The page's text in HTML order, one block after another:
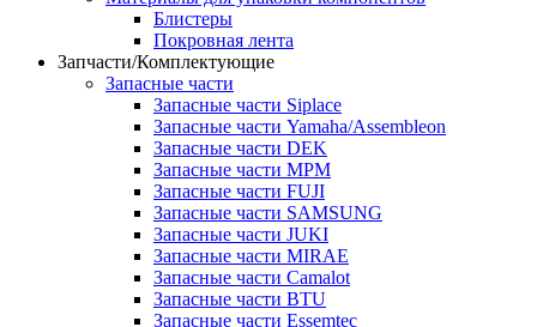
Блистеры
Покровная лента
Запчасти/Комплектующие
Запасные части
Запасные части Siplace
Запасные части Yamaha/Assembleon
Запасные части DEK
Запасные части MPM
Запасные части FUJI
Запасные части SAMSUNG
Запасные части JUKI
Запасные части MIRAE
Запасные части Camalot
Запасные части BTU
Запасные части Essemtec